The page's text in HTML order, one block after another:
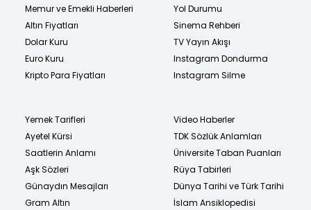
Memur ve Emekli Haberleri
Altın Fiyatları
Dolar Kuru
Euro Kuru
Kripto Para Fiyatları
Yol Durumu
Sinema Rehberi
TV Yayın Akışı
Instagram Dondurma
Instagram Silme
Yemek Tarifleri
Ayetel Kürsi
Saatlerin Anlamı
Aşk Sözleri
Günaydın Mesajları
Gram Altın
Video Haberler
TDK Sözlük Anlamları
Üniversite Taban Puanları
Rüya Tabirleri
Dünya Tarihi ve Türk Tarihi
İslam Ansiklopedisi